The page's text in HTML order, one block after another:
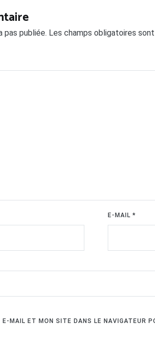
pas publiée. Les champs obligatoires
E-MAIL*
E-MAIL ET MON SITE DANS LE NAVIGATEUR